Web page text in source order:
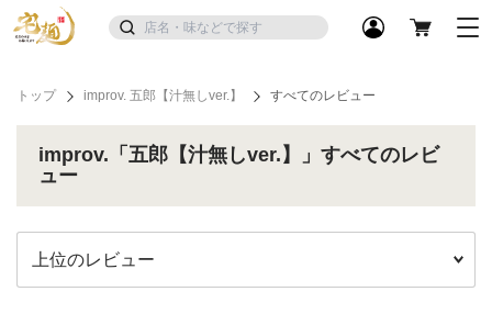
トップ improv. 五郎【汁無しver.】 すべてのレビュー
improv.「五郎【汁無しver.】」すべてのレビ
ュー